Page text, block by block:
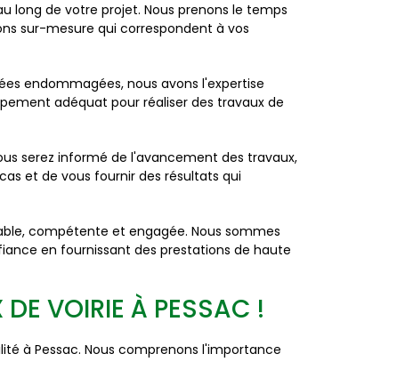
long de votre projet. Nous prenons le temps
sur-mesure qui correspondent à vos
endommagées, nous avons l'expertise
adéquat pour réaliser des travaux de
serez informé de l'avancement des travaux,
et de vous fournir des résultats qui
compétente et engagée. Nous sommes
en fournissant des prestations de haute
VOIRIE À PESSAC !
à Pessac. Nous comprenons l'importance